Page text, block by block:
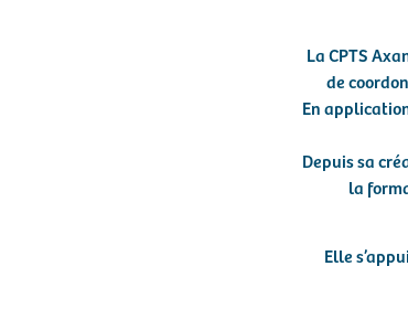
La CPTS
de
En
Depuis sa
la
Elle